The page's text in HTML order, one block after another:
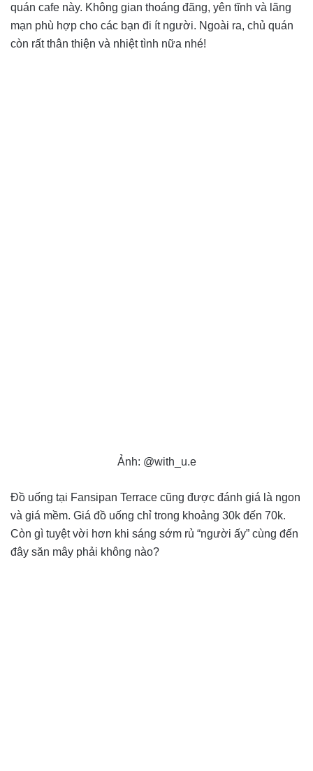
quán cafe này. Không gian thoáng đãng, yên tĩnh và lãng
mạn phù hợp cho các bạn đi ít người. Ngoài ra, chủ quán
còn rất thân thiện và nhiệt tình nữa nhé!
Ảnh: @with_u.e
Đồ uống tại Fansipan Terrace cũng được đánh giá là ngon
và giá mềm. Giá đồ uống chỉ trong khoảng 30k đến 70k.
Còn gì tuyệt vời hơn khi sáng sớm rủ “người ấy” cùng đến
đây săn mây phải không nào?